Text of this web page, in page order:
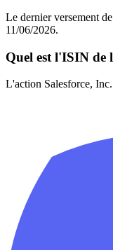
Le dernier versement
11/06/2026.
Quel est l'ISIN de
L'action Salesforce,